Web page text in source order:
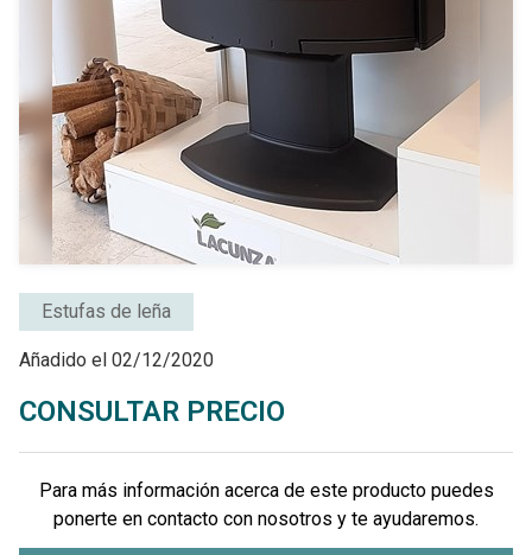
Estufas de leña
Añadido el 02/12/2020
CONSULTAR PRECIO
Para más información acerca de este producto puedes
ponerte en contacto con nosotros y te ayudaremos.